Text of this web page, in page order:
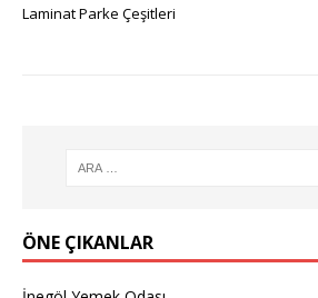
Laminat Parke Çeşitleri
ÖNE ÇIKANLAR